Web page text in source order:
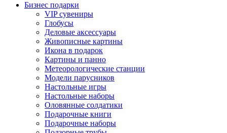
Бизнес подарки
VIP сувениры
Глобусы
Деловые аксессуары
Живописные картины
Икона в подарок
Картины и панно
Метеорологические станции
Модели парусников
Настольные игры
Настольные наборы
Оловянные солдатики
Подарочные книги
Подарочные наборы